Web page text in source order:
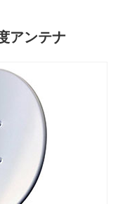
アンテナ